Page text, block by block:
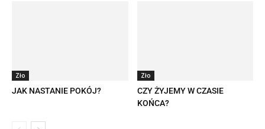
Zło
JAK NASTANIE POKÓJ?
Zło
CZY ŻYJEMY W CZASIE
KOŃCA?